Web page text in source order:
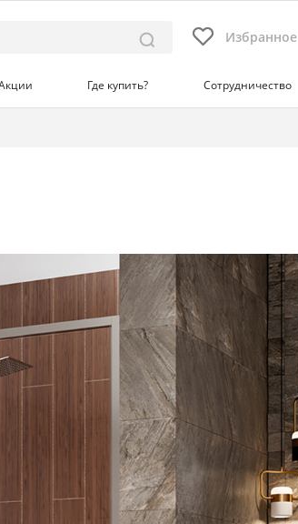
Избранное
Где купить? Сотрудничество